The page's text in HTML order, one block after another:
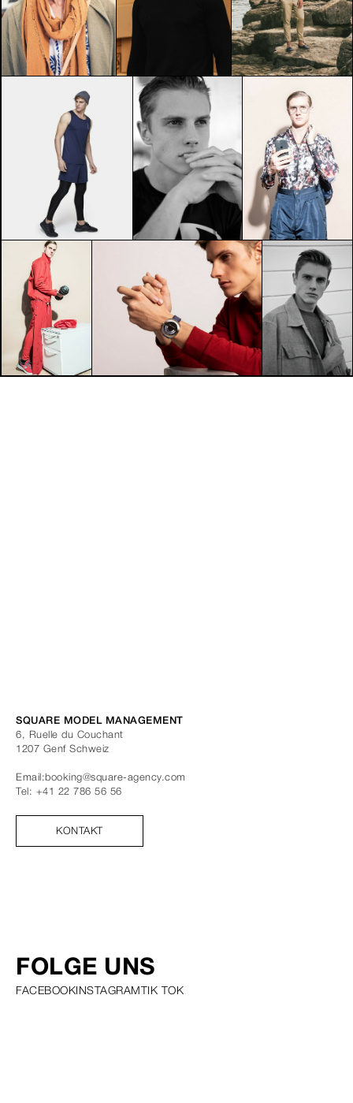
SQUARE MODEL MANAGEMENT
6, Ruelle du Couchant
1207 Genf Schweiz
Email:booking@square-agency.com
Tel: +41 22 786 56 56
KONTAKT
FOLGE UNS
FACEBOOK INSTAGRAM TIK TOK